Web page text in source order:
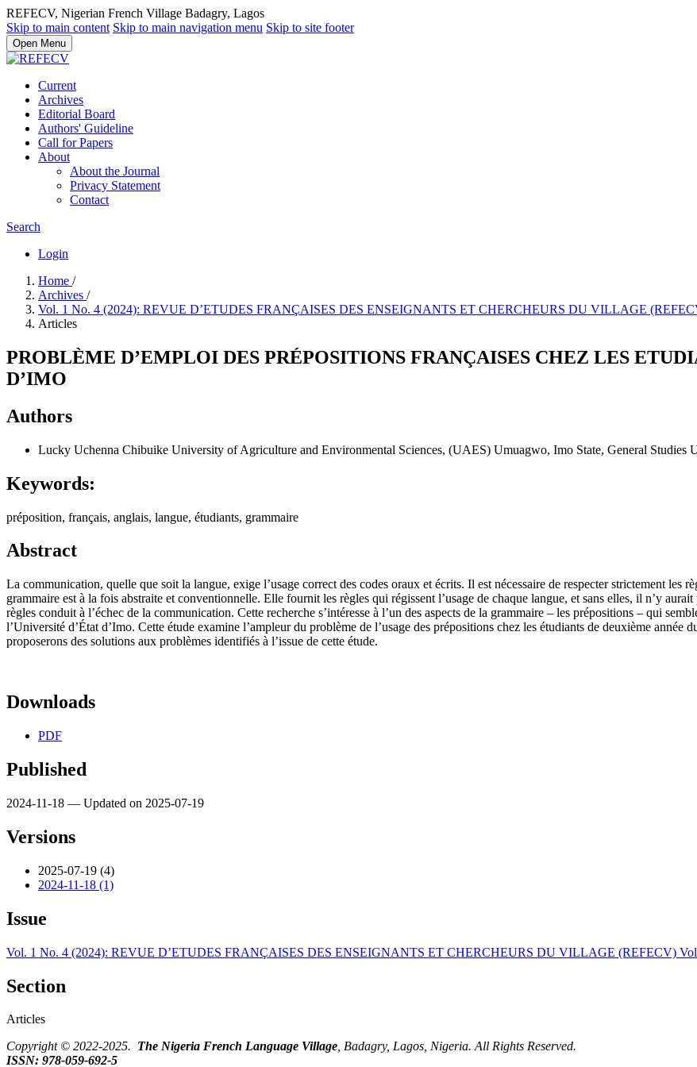
REFECV, Nigerian French Village Badagry, Lagos
Skip to main content Skip to main navigation menu Skip to site footer
Open Menu
Current
Archives
Editorial Board
Authors' Guideline
Call for Papers
About
About the Journal
Privacy Statement
Contact
Search
Login
Home /
Archives /
Vol. 1 No. 4 (2024): REVUE D’ETUDES FRANÇAISES DES ENSEIGNANTS ET CHERCHEURS DU VILLAGE
Articles
PROBLÈME D’EMPLOI DES PRÉPOSITIONS FRANÇAISES CHEZ LES
D’IMO
Authors
Lucky Uchenna Chibuike University of Agriculture and Environmental Sciences, (UAES) Umuagwo, Imo State, General Studies
Keywords:
préposition, français, anglais, langue, étudiants, grammaire
Abstract
La communication, quelle que soit la langue, exige l’usage correct des codes oraux et écrits. Il est nécessaire de respecter strictement les
grammaire est à la fois abstraite et conventionnelle. Elle fournit les règles qui régissent l’usage de chaque langue, et sans elles, il n’y
règles conduit à l’échec de la communication. Cette recherche s’intéresse à l’un des aspects de la grammaire – les prépositions – qui
l’Université d’État d’Imo. Cette étude examine l’ampleur du problème de l’usage des prépositions chez les étudiants de deuxième
proposerons des solutions aux problèmes identifiés à l’issue de cette étude.
Downloads
PDF
Published
2024-11-18 — Updated on 2025-07-19
Versions
2025-07-19 (4)
2024-11-18 (1)
Issue
Vol. 1 No. 4 (2024): REVUE D’ETUDES FRANÇAISES DES ENSEIGNANTS ET CHERCHEURS DU VILLAGE (REFECV)
Section
Articles
Copyright © 2022-2025. The Nigeria French Language Village, Badagry, Lagos, Nigeria. All Rights Reserved.
ISSN: 978-059-692-5